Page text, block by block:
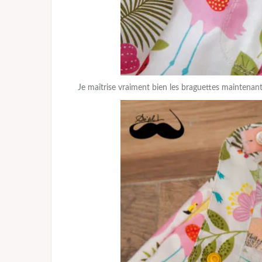
Je maîtrise vraiment bien les braguettes